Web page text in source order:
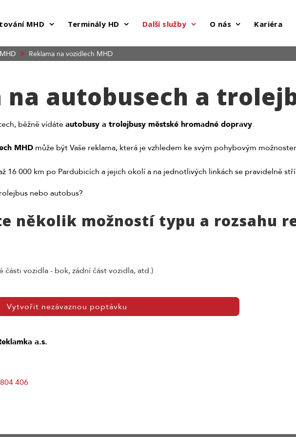
MHD Terminály HD Další služby O nás Kariéra
Reklama na vozidlech MHD
na autobusech a
běžně vídáteautobusy a trolejbusy městské hromadné dopravy.
MHD může být Vaše reklama, která je vzhledem ke svým pohybovým
16 000 km po Pardubicích a jejich okolí a na jednotlivých linkách se pravidelně
nebo autobus?
několik možností typu a rozsahu
části vozidla - bok, zádní část vozidla, atd.)
Vytvořit nezávaznou poptávku
a.s.
406